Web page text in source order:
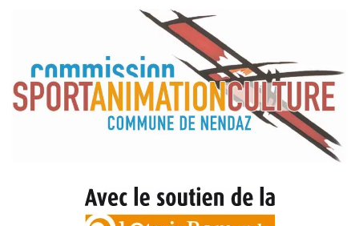
Read more
Read more